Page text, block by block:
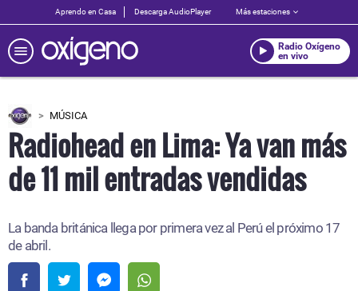
Aprendo en Casa Descarga AudioPlayer Más estaciones
Radio Oxígeno
en vivo
MÚSICA
Radiohead en Lima: Ya van más
de 11 mil entradas vendidas
La banda británica llega por primera vez al Perú el próximo 17
de abril.